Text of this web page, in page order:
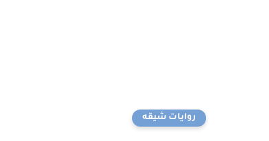
روايات شيقه